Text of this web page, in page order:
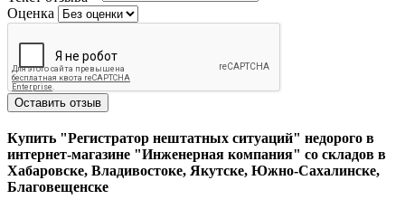
Оценка
Оставить отзыв
Купить "Регистратор нештатных ситуаций" недорого в
интернет-магазине "Инженерная компания" со складов в
Хабаровске, Владивостоке, Якутске, Южно-Сахалинске,
Благовещенске